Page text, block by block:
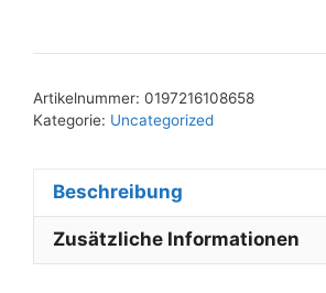
Artikelnummer: 0197216108658
Kategorie: Uncategorized
Beschreibung
Zusätzliche Informationen